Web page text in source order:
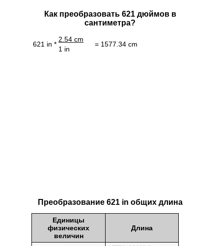
Как преобразовать 621 дюймов в
сантиметра?
621 in *
2.54 cm
= 1577.34 cm
1 in
Преобразование 621 in общих длина
Единицы
физических
величин
Длина